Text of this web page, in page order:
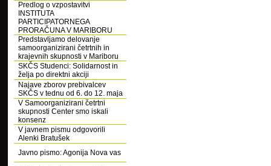
Predlog o vzpostavitvi
INSTITUTA
PARTICIPATORNEGA
PRORAČUNA V MARIBORU
Predstavljamo delovanje
samoorganizirani četrtnih in
krajevnih skupnosti v Mariboru
SKČS Studenci: Solidarnost in
želja po direktni akciji
Najave zborov prebivalcev
SKČS v tednu od 6. do 12. maja
V Samoorganizirani četrtni
skupnosti Center smo iskali
konsenz
V javnem pismu odgovorili
Alenki Bratušek
Javno pismo: Agonija Nova vas